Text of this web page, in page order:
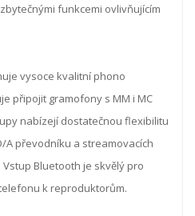
funkcemi ovlivňujícím
vysoce kvalitní phono
připojit gramofony s MM i MC
nabízejí dostatečnou flexibilitu
A převodníku a streamovacích
Bluetooth je skvělý pro
k reproduktorům.